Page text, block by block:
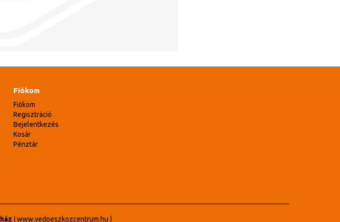
Fiókom
Fiókom
Regisztráció
Bejelentkezés
Kosár
Pénztár
www.vedoeszkozcentrum.hu